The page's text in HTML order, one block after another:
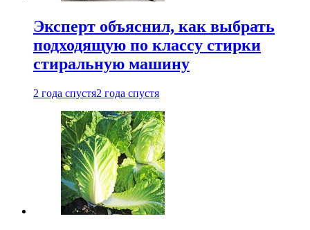
Эксперт объяснил, как выбрать
подходящую по классу стирки
стиральную машину
2 года спустя2 года спустя